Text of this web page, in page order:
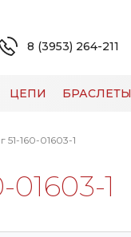
8 (3953) 264-211
ЦЕПИ БРАСЛЕТЫ
51-160-01603-1
1